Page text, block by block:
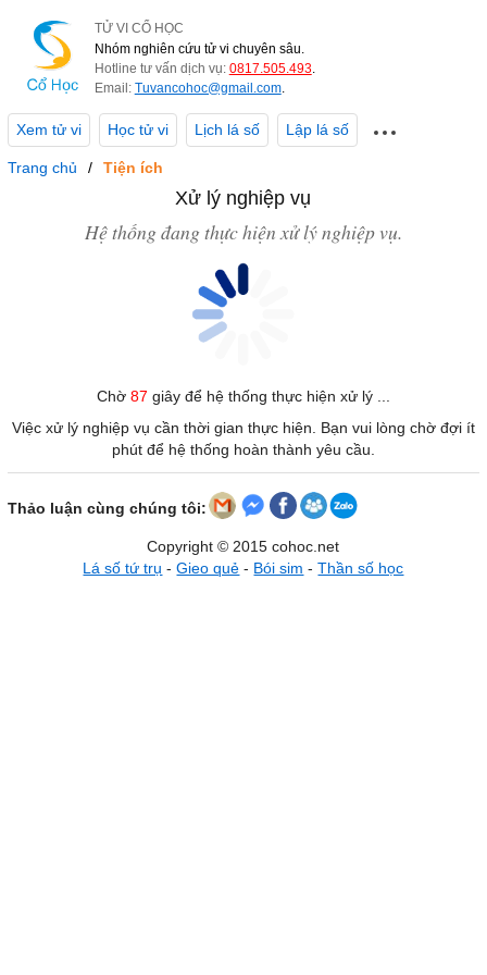
TỬ VI CỔ HỌC
Nhóm nghiên cứu tử vi chuyên sâu.
Hotline tư vấn dịch vụ: 0817.505.493.
Email: Tuvancohoc@gmail.com.
Xem tử vi Học tử vi Lịch lá số Lập lá số
Trang chủ Tiện ích
Xử lý nghiệp vụ
Hệ thống đang thực hiện xử lý nghiệp vụ.
Chờ 87 giây để hệ thống thực hiện xử lý ...
Việc xử lý nghiệp vụ cần thời gian thực hiện. Bạn vui lòng chờ đợi ít
phút để hệ thống hoàn thành yêu cầu.
Thảo luận cùng chúng tôi:
Copyright © 2015 cohoc.net
Lá số tứ trụ -Gieo quẻ - Bói sim -Thần số học